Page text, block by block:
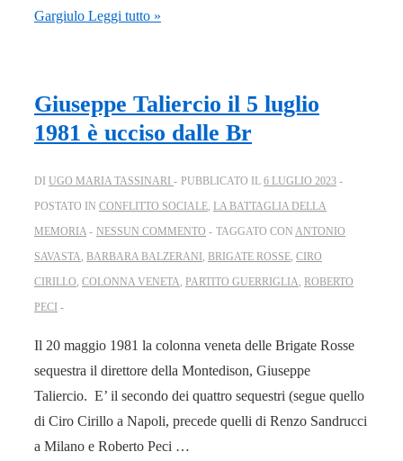
Gargiulo Leggi tutto »
Giuseppe Taliercio il 5 luglio
1981 è ucciso dalle Br
DI UGO MARIA TASSINARI PUBBLICATO IL 6 LUGLIO 2023
POSTATO IN CONFLITTO SOCIALE LA BATTAGLIA DELLA
MEMORIA
NESSUN COMMENTO TAGGATO CON ANTONIO
SAVASTA BARBARA BALZERANI BRIGATE ROSSE CIRO
CIRILLO COLONNA VENETA PARTITO GUERRIGLIA ROBERTO
PECI
Il 20 maggio 1981 la colonna veneta delle Brigate Rosse
sequestra il direttore della Montedison, Giuseppe
Taliercio. E’ il secondo dei quattro sequestri (segue quello
di Ciro Cirillo a Napoli, precede quelli di Renzo Sandrucci
a Milano e Roberto Peci …